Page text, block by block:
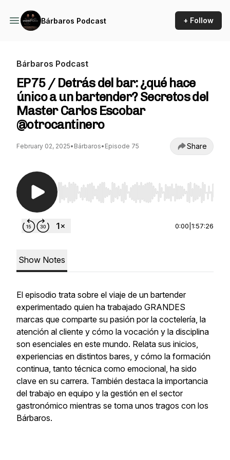
Bárbaros Podcast + Follow
Bárbaros Podcast
EP75 / Detrás del bar: ¿qué hace
único a un bartender? Secretos del
Master Carlos Escobar
@otrocantinero
February 02, 2025• Bárbaros• Episode 75 Share
Use Left/Right to seek, Home/End to jump to
0:00 1:57:26
Show Notes
El episodio trata sobre el viaje de un bartender
experimentado quien ha trabajado GRANDES
marcas que comparte su pasión por la coctelería, la
atención al cliente y cómo la vocación y la disciplina
son esenciales en este mundo. Relata sus inicios,
experiencias en distintos bares, y cómo la formación
continua, tanto técnica como emocional, ha sido
clave en su carrera. También destaca la importancia
del trabajo en equipo y la gestión en el sector
gastronómico mientras se toma unos tragos con los
Bárbaros.